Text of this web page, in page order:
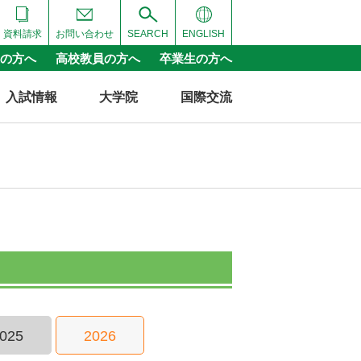
ENGLISH
SEARCH
お問い合わせ
資料請求
方へ 高校教員の方へ 卒業生の方へ
入試情報 大学院 国際交流
2026